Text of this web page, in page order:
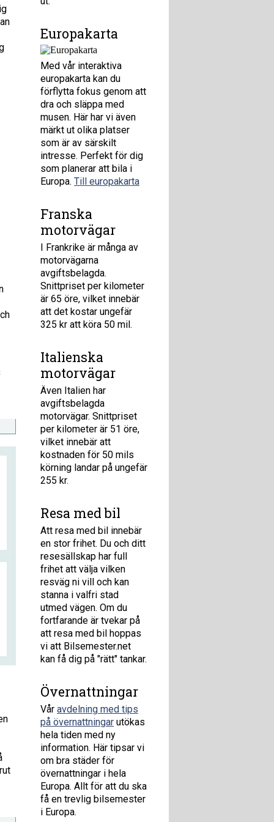
Europakarta
Med vår interaktiva
europakarta kan du
förflytta fokus genom att
dra och släppa med
musen. Här har vi även
märkt ut olika platser
som är av särskilt
intresse. Perfekt för dig
som planerar att bila i
Europa. Till europakarta
Franska
motorvägar
I Frankrike är många av
motorvägarna
avgiftsbelagda.
Snittpriset per kilometer
är 65 öre, vilket innebär
att det kostar ungefär
325 kr att köra 50 mil.
Italienska
motorvägar
Även Italien har
avgiftsbelagda
motorvägar. Snittpriset
per kilometer är 51 öre,
vilket innebär att
kostnaden för 50 mils
körning landar på ungefär
255 kr.
Resa med bil
Att resa med bil innebär
en stor frihet. Du och ditt
resesällskap har full
frihet att välja vilken
resväg ni vill och kan
stanna i valfri stad
utmed vägen. Om du
fortfarande är tvekar på
att resa med bil hoppas
vi att Bilsemester.net
kan få dig på "rätt" tankar.
Övernattningar
Vår avdelning med tips
på övernattningar utökas
hela tiden med ny
information. Här tipsar vi
om bra städer för
övernattningar i hela
Europa. Allt för att du ska
få en trevlig bilsemester
i Europa.